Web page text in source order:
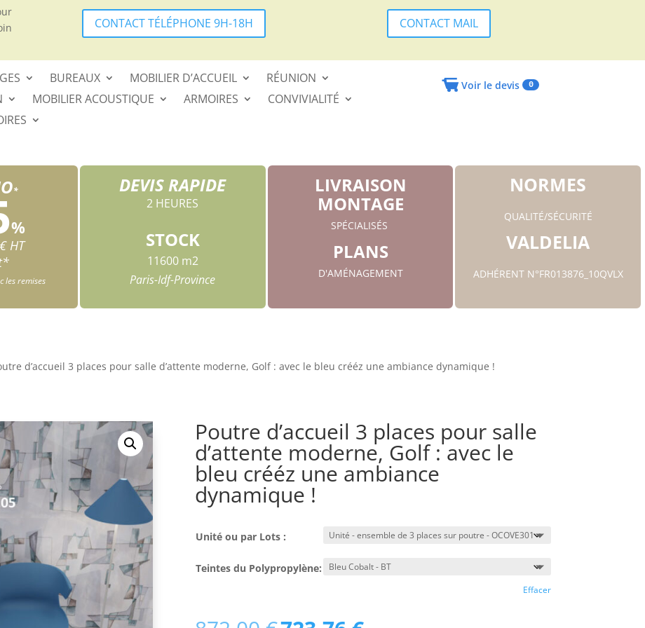
CONTACT TÉLÉPHONE 9H-18H CONTACT MAIL
BUREAUX MOBILIER D’ACCUEIL
RÉUNION
MOBILIER ACOUSTIQUE ARMOIRES
CONVIVIALITÉ
Voir le devis 0
*
%
HT
les remises
DEVIS RAPIDE
2 HEURES
STOCK
11600 m2
Paris-Idf-Province
LIVRAISON
MONTAGE
SPÉCIALISÉS
PLANS
D'AMÉNAGEMENT
NORMES
QUALITÉ/SÉCURITÉ
VALDELIA
ADHÉRENT N°FR013876_10QVLX
d’accueil 3 places pour salle d’attente moderne, Golf : avec le bleu crééz une ambiance dynamique !
Poutre d’accueil 3 places pour salle
d’attente moderne, Golf : avec le
bleu crééz une ambiance
dynamique !
Unité ou par Lots :
Teintes du Polypropylène:
Effacer